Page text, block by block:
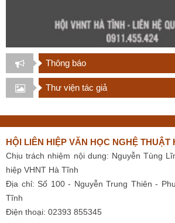
Thông báo
Thư viện tác giả
HỘI LIÊN HIỆP VĂN HỌC NGHỆ THUẬT
Chịu trách nhiệm nội dung: Nguyễn Tùng
hiệp VHNT Hà Tĩnh
Địa chỉ: Số 100 - Nguyễn Trung Thiên -
Tĩnh
Điện thoại: 02393 855345